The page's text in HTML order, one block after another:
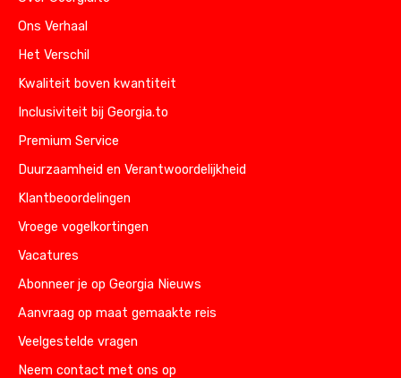
Ons Verhaal
Het Verschil
Kwaliteit boven kwantiteit
Inclusiviteit bij Georgia.to
Premium Service
Duurzaamheid en Verantwoordelijkheid
Klantbeoordelingen
Vroege vogelkortingen
Vacatures
Abonneer je op Georgia Nieuws
Aanvraag op maat gemaakte reis
Veelgestelde vragen
Neem contact met ons op